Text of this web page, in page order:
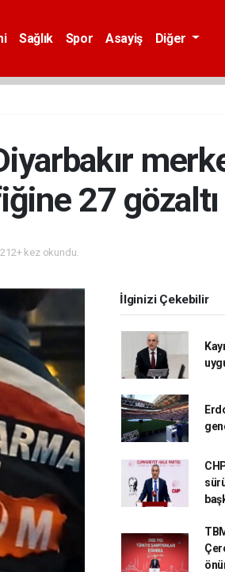
Sağlık Spor Asayiş Diğer
27 gözaltı
kez okundu.
İlginizi Çekebilir